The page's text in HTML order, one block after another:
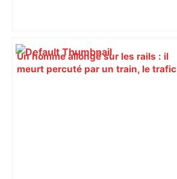
Un homme allongé sur les rails : il
meurt percuté par un train, le trafic